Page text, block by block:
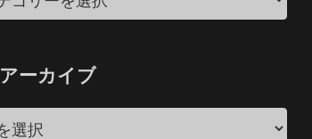
アーカイブ